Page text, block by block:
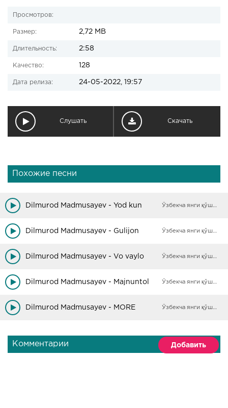
Просмотров:
Размер: 2,72 MB
Длительность: 2:58
Качество: 128
Дата релиза: 24-05-2022, 19:57
Слушать Скачать
Похожие песни
Dilmurod Madmusayev - Yod kun Ўзбекча янги қўшиқлар
Dilmurod Madmusayev - Gulijon Ўзбекча янги қўшиқлар
Dilmurod Madmusayev - Vo vaylo Ўзбекча янги қўшиқлар
Dilmurod Madmusayev - Majnuntol Ўзбекча янги қўшиқлар
Dilmurod Madmusayev - MORE Ўзбекча янги қўшиқлар
Комментарии Добавить